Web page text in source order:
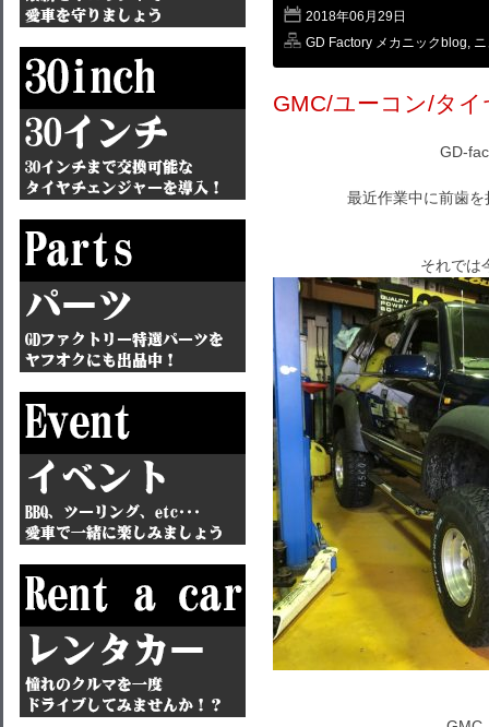
2018年06月29日
GD Factory メカニックblog,
GMC/ユーコン/タイ
GD-
最近作業中に前歯
それでは